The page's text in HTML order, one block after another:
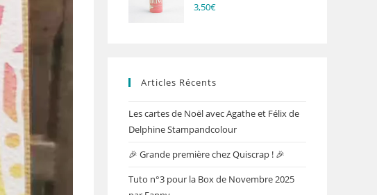
3,50€
Articles Récents
Les cartes de Noël avec Agathe et Félix de
Delphine Stampandcolour
🎉 Grande première chez Quiscrap ! 🎉
Tuto n°3 pour la Box de Novembre 2025